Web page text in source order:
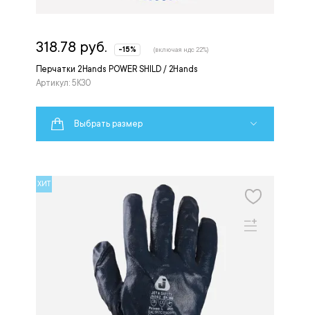
Перчатки 2Hands POWER SHILD / 2Hands
Артикул: 5К30
318.78 руб. -15% (включая ндс 22%)
Выбрать размер
ХИТ